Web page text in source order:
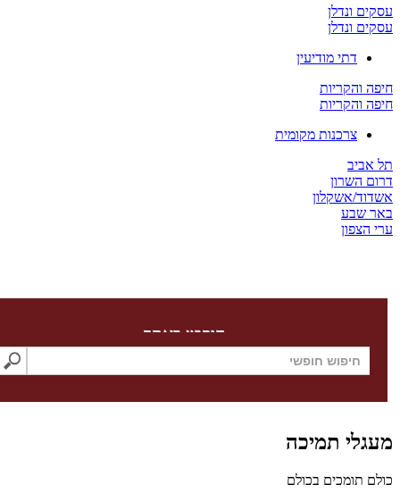
ונדלן
ונדלן
דתי מודיעין
צרכנות מקומית
אשקלון
חיפוש באתר
תמיכה
בכולם